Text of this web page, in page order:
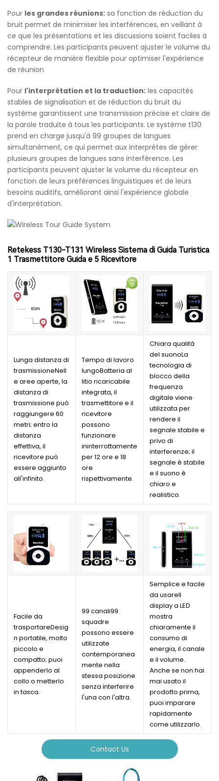
Pour les grandes réunions: sa fonction de réduction du
bruit permet de minimiser les interférences, en veillant à
ce que les présentations et les discussions soient faciles à
comprendre. Les participants peuvent ajuster le volume du
récepteur de manière flexible pour optimiser l'expérience
de réunion
Pour l'interprétation et la traduction: les capacités
stables de signalisation et de réduction du bruit du
système garantissent une transmission précise et claire de
la parole traduite à tous les participants. Le système t130
prend en charge jusqu'à 99 groupes de langues
simultanément, ce qui permet aux interprètes de gérer
plusieurs groupes de langues sans interférence. Les
participants peuvent ajuster le volume du récepteur en
fonction de leurs préférences linguistiques et de leurs
besoins auditifs, améliorant ainsi l'expérience globale
d'interprétation.
Retekess T130-T131 Wireless Sistema di Guida Turistica
1 Trasmettitore Guida e 5 Ricevitore
Lunga distanza di
trasmissioneNell
e aree aperte, la
distanza di
trasmissione può
raggiungere 60
metri; entro la
distanza
effettiva, il
ricevitore può
essere aggiunto
all'infinito.
Tempo di lavoro
lungoBatteria al
litio ricaricabile
integrata, il
trasmettitore e il
ricevitore
possono
funzionare
ininterrottamente
per 12 ore e 18
ore
rispettivamente.
Chiara qualità
del suonoLa
tecnologia di
blocco della
frequenza
digitale viene
utilizzata per
rendere il
segnale stabile e
privo di
interferenze; il
segnale è stabile
e il suono è
chiaro e
realistico.
Facile da
trasportareDesig
n portatile, molto
piccolo e
compatto; puoi
appenderlo al
collo o metterlo
in tasca.
99 canali99
squadre
possono essere
utilizzate
contemporanea
mente nella
stessa posizione
senza interferire
l'una con l'altra.
Semplice e facile
da usareIl
display a LED
mostra
chiaramente il
consumo di
energia, il canale
e il volume.
Anche se non hai
mai usato il
prodotto prima,
puoi imparare
rapidamente
come utilizzarlo.
Contact Us